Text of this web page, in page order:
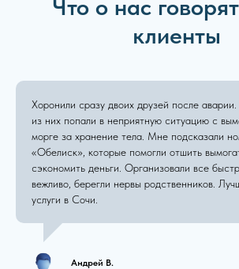
Что о нас
клиенты
Хоронили сразу двоих друзей после
из них попали в неприятную ситуацию с
морге за хранение тела. Мне подсказали
«Обелиск», которые помогли отшить
сэкономить деньги. Организовали все
вежливо, берегли нервы родственников.
услуги в Сочи.
Андрей В.